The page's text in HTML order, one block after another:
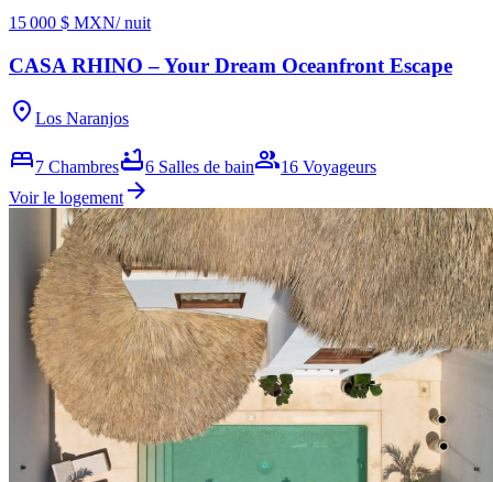
15 000 $ MXN/ nuit
CASA RHINO – Your Dream Oceanfront Escape
location_on Los Naranjos
bed7 Chambresbathtub6 Salles de baingroup16 Voyageurs
Voir le logement arrow_forward